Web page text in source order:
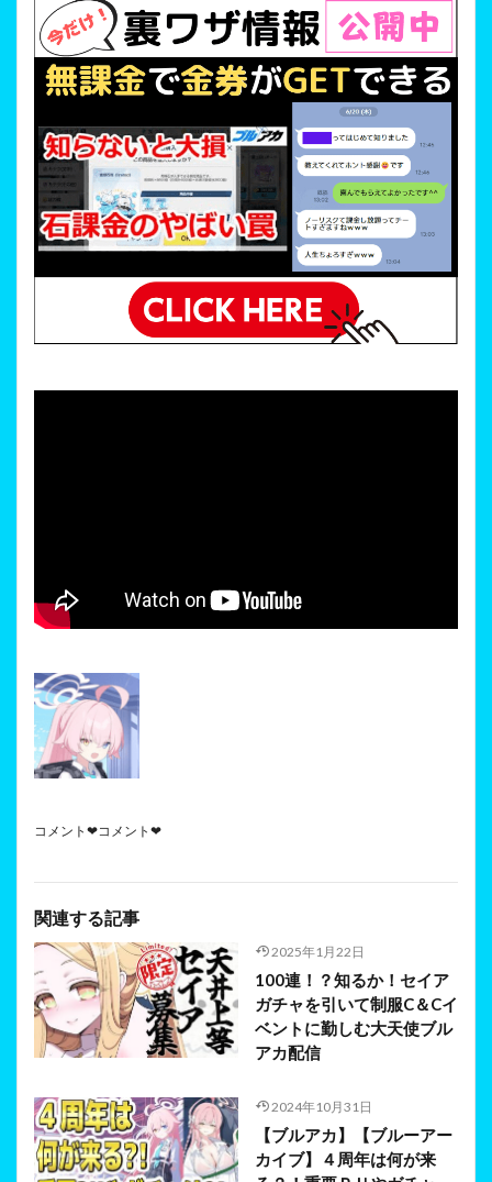
コメント❤コメント❤
関連する記事
2025年1月22日
100連！？知るか！セイア
ガチャを引いて制服C＆Cイ
ベントに勤しむ大天使ブル
アカ配信
2024年10月31日
【ブルアカ】【ブルーアー
カイブ】４周年は何が来